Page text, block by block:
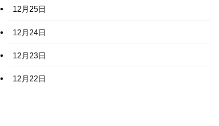
12月25日
12月24日
12月23日
12月22日